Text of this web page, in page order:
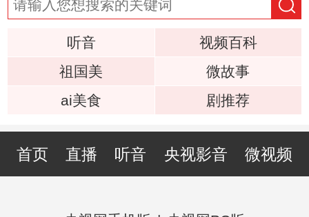
听音
视频百科
祖国美
微故事
ai美食
剧推荐
首页 直播 听音 央视影音 微视频